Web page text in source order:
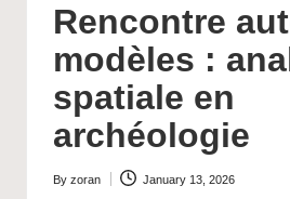
Rencontre
modèles :
spatiale en
archéologie
Posted
By zoran January 13, 2026